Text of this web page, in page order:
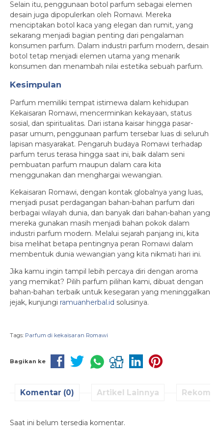
Selain itu, penggunaan botol parfum sebagai elemen
desain juga dipopulerkan oleh Romawi. Mereka
menciptakan botol kaca yang elegan dan rumit, yang
sekarang menjadi bagian penting dari pengalaman
konsumen parfum. Dalam industri parfum modern, desain
botol tetap menjadi elemen utama yang menarik
konsumen dan menambah nilai estetika sebuah parfum.
Kesimpulan
Parfum memiliki tempat istimewa dalam kehidupan
Kekaisaran Romawi, mencerminkan kekayaan, status
sosial, dan spiritualitas. Dari istana kaisar hingga pasar-
pasar umum, penggunaan parfum tersebar luas di seluruh
lapisan masyarakat. Pengaruh budaya Romawi terhadap
parfum terus terasa hingga saat ini, baik dalam seni
pembuatan parfum maupun dalam cara kita
menggunakan dan menghargai wewangian.
Kekaisaran Romawi, dengan kontak globalnya yang luas,
menjadi pusat perdagangan bahan-bahan parfum dari
berbagai wilayah dunia, dan banyak dari bahan-bahan yang
mereka gunakan masih menjadi bahan pokok dalam
industri parfum modern. Melalui sejarah panjang ini, kita
bisa melihat betapa pentingnya peran Romawi dalam
membentuk dunia wewangian yang kita nikmati hari ini.
Jika kamu ingin tampil lebih percaya diri dengan aroma
yang memikat? Pilih parfum pilihan kami, dibuat dengan
bahan-bahan terbaik untuk kesegaran yang meninggalkan
jejak, kunjungi ramuanherbal.id solusinya.
Tags: Parfum di kekaisaran Romawi
Bagikan ke
Komentar (0) Artikel Lainnya
Saat ini belum tersedia komentar.